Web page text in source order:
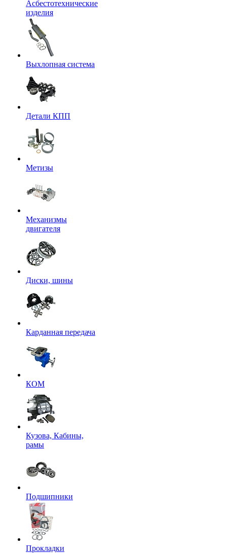
Асбестотехнические
изделия
Выхлопная система
Детали КПП
Метизы
Механизмы
двигателя
Диски, шины
Карданная передача
КОМ
Кузова, Кабины,
рамы
Подшипники
Прокладки